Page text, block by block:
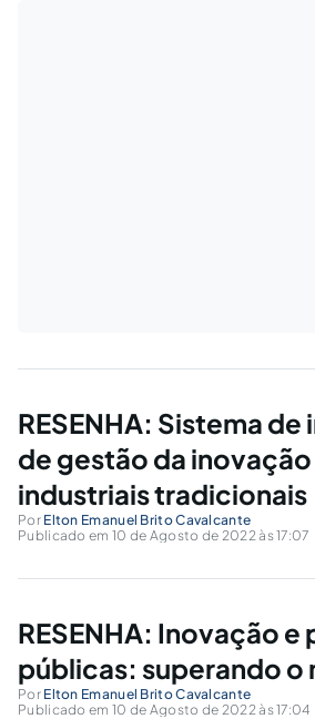
RESENHA: Sistema
de gestão da inovação
industriais tradicionais
Por Elton Emanuel Brito Cavalcante
Publicado em 10 de Agosto de 2022 às 17:07
RESENHA: Inovação
públicas: superando o
Por Elton Emanuel Brito Cavalcante
Publicado em 10 de Agosto de 2022 às 17:04